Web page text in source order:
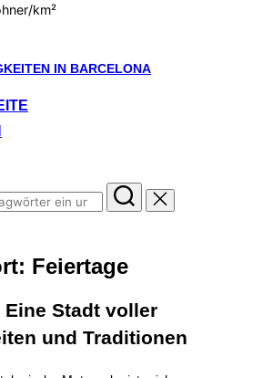
km²
IN BARCELONA
Feiertage
Stadt voller
und Traditionen